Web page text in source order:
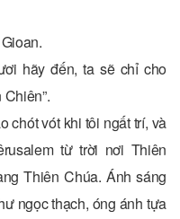
hãy đến, ta sẽ chỉ cho
chót vót khi tôi ngất trí, và
từ trời nơi Thiên
Thiên Chúa. Ánh sáng
ngọc thạch, óng ánh tựa